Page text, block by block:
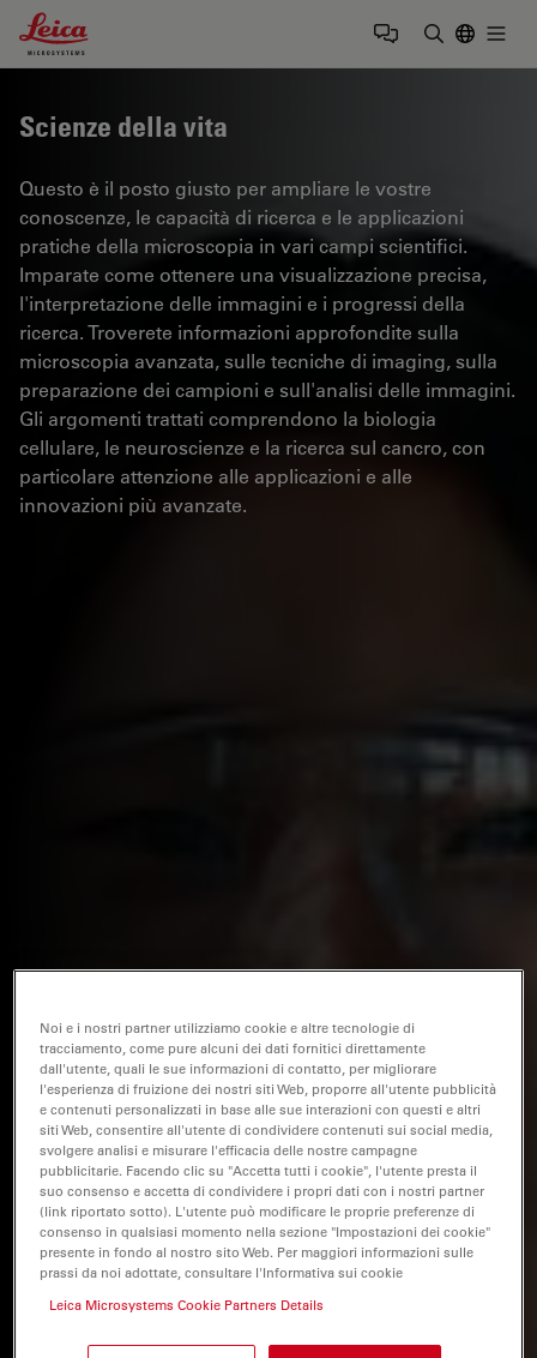
Leica Microsystems Logo
Scienze della vita
Questo è il posto giusto per ampliare le vostre
conoscenze, le capacità di ricerca e le applicazioni
pratiche della microscopia in vari campi scientifici.
Imparate come ottenere una visualizzazione precisa,
l'interpretazione delle immagini e i progressi della
ricerca. Troverete informazioni approfondite sulla
microscopia avanzata, sulle tecniche di imaging, sulla
preparazione dei campioni e sull'analisi delle immagini.
Gli argomenti trattati comprendono la biologia
cellulare, le neuroscienze e la ricerca sul cancro, con
particolare attenzione alle applicazioni e alle
innovazioni più avanzate.
Noi e i nostri partner utilizziamo cookie e altre tecnologie di
tracciamento, come pure alcuni dei dati fornitici direttamente
dall'utente, quali le sue informazioni di contatto, per migliorare
l'esperienza di fruizione dei nostri siti Web, proporre all'utente pubblicità
e contenuti personalizzati in base alle sue interazioni con questi e altri
siti Web, consentire all'utente di condividere contenuti sui social media,
svolgere analisi e misurare l'efficacia delle nostre campagne
pubblicitarie. Facendo clic su "Accetta tutti i cookie", l'utente presta il
suo consenso e accetta di condividere i propri dati con i nostri partner
(link riportato sotto). L'utente può modificare le proprie preferenze di
consenso in qualsiasi momento nella sezione "Impostazioni dei cookie"
presente in fondo al nostro sito Web. Per maggiori informazioni sulle
prassi da noi adottate, consultare l'Informativa sui cookie
Leica Microsystems Cookie Partners Details